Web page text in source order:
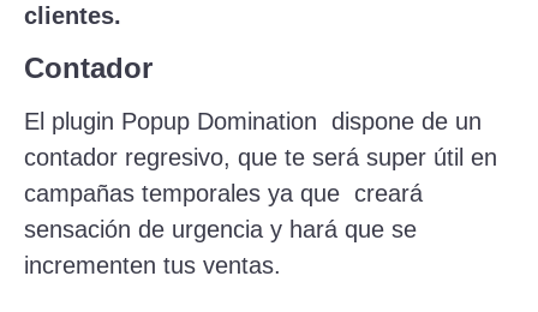
clientes.
Contador
El plugin Popup Domination dispone de un
contador regresivo, que te será super útil en
campañas temporales ya que creará
sensación de urgencia y hará que se
incrementen tus ventas.